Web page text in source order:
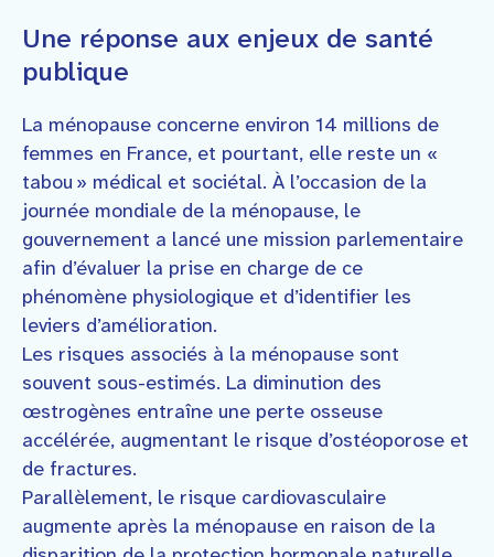
Une réponse aux enjeux de santé
publique
La ménopause concerne environ 14 millions de
femmes en France, et pourtant, elle reste un «
tabou » médical et sociétal. À l’occasion de la
journée mondiale de la ménopause, le
gouvernement a lancé une mission parlementaire
afin d’évaluer la prise en charge de ce
phénomène physiologique et d’identifier les
leviers d’amélioration.
Les risques associés à la ménopause sont
souvent sous-estimés. La diminution des
œstrogènes entraîne une perte osseuse
accélérée, augmentant le risque d’ostéoporose et
de fractures.
Parallèlement, le risque cardiovasculaire
augmente après la ménopause en raison de la